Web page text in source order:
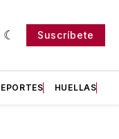
Suscríbete
HUELLAS